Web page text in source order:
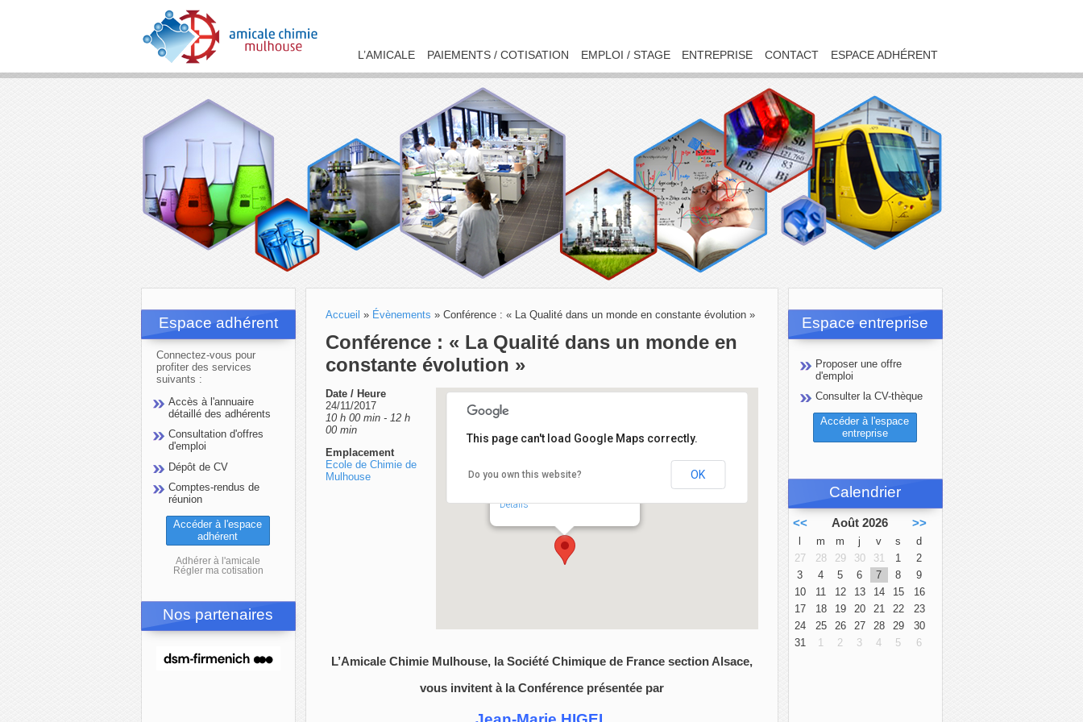
L’AMICALE PAIEMENTS / COTISATION EMPLOI / STAGE ENTREPRISE CONTACT ESPACE ADHÉRENT
Espace adhérent
Connectez-vous pour
profiter des services
suivants :
Accès à l'annuaire
détaillé des adhérents
Consultation d'offres
d'emploi
Dépôt de CV
Comptes-rendus de
réunion
Accéder à l'espace
adhérent
Adhérer à l'amicale
Régler ma cotisation
Nos partenaires
Accueil » Évènements » Conférence : « La Qualité dans un monde en constante évolution »
Conférence : « La Qualité dans un monde en
constante évolution »
Details
This page can't load Google Maps correctly.
Do you own this website? OK
Date / Heure
24/11/2017
10 h 00 min - 12 h
00 min
Emplacement
Ecole de Chimie de
Mulhouse
L’Amicale Chimie Mulhouse, la Société Chimique de France section Alsace,
vous invitent à la Conférence présentée par
Espace entreprise
Proposer une offre
d'emploi
Consulter la CV-thèque
Accéder à l'espace
entreprise
Calendrier
<< Août 2026 >>
l m m j v s
d
27
28 29 30 31 1
2
3
4 5 6 7 8
9
10
11 12 13 14 15
16
17
18 19 20 21 22
23
24
25 26 27 28 29
30
31
1 2 3 4 5 6